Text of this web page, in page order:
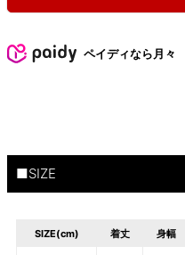
ペイディなら月々
■SIZE
SIZE(cm) 着丈 身幅